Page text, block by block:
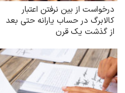
درخواست از بین نرفتن اعتبار
کالابرگ در حساب یارانه حتی بعد
از گذشت یک قرن